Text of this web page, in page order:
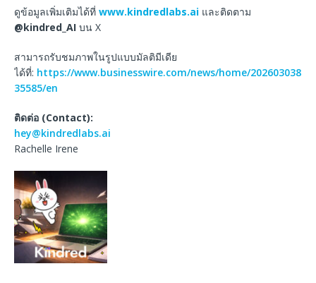
ดูข้อมูลเพิ่มเติมได้ที่ www.kindredlabs.ai และติดตาม
@kindred_AI บน X
สามารถรับชมภาพในรูปแบบมัลติมีเดีย
ได้ที่: https://www.businesswire.com/news/home/202603038
35585/en
ติดต่อ (Contact):
hey@kindredlabs.ai
Rachelle Irene